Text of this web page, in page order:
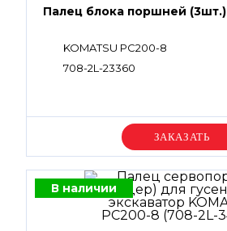
Палец блока поршней (3шт.)
KOMATSU PC200-8
708-2L-23360
Уточняйте цену
В наличии